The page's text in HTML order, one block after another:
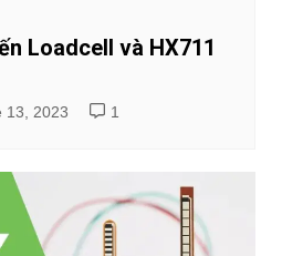
Loadcell và HX711
13, 2023 1